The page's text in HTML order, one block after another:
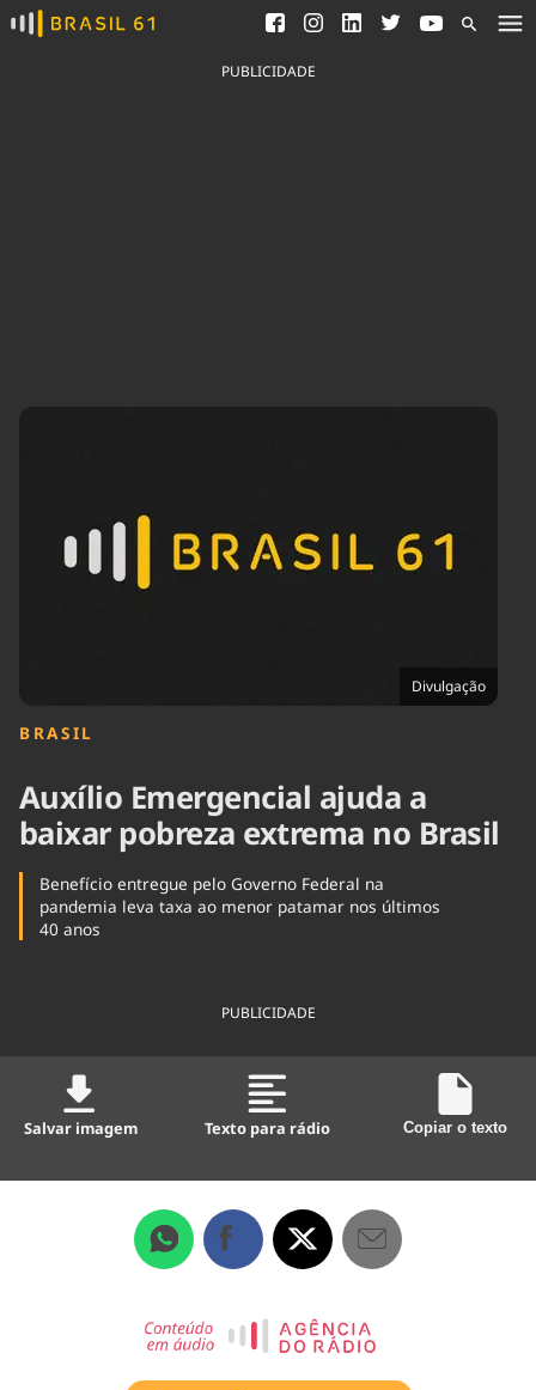
Ver todas as notícias
Saneamento
Indicadores
Tecnologia
Cinema
Infraestrutura
Internacional
PUBLICIDADE
Divulgação
BRASIL
Auxílio Emergencial ajuda a
baixar pobreza extrema no Brasil
Benefício entregue pelo Governo Federal na
pandemia leva taxa ao menor patamar nos últimos
40 anos
PUBLICIDADE
Salvar imagem Texto para rádio Copiar o texto